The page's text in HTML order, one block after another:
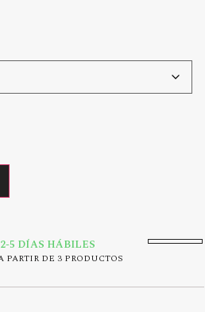
5 DÍAS HÁBILES
PARTIR DE 3 PRODUCTOS